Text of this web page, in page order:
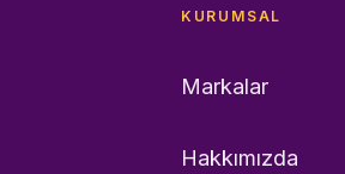
KURUMSAL
Markalar
Hakkımızda